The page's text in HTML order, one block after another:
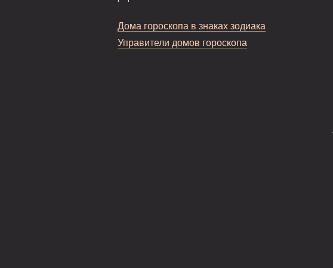
Дома гороскопа в знаках зодиака
Управители домов гороскопа